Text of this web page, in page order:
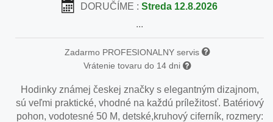
DORUČÍME : Streda 12.8.2026
...
Zadarmo PROFESIONALNY servis
Vrátenie tovaru do 14 dni
Hodinky známej českej značky s elegantným dizajnom,
sú veľmi praktické, vhodné na každú príležitosť. Batériový
pohon, vodotesné 50 M, detské,kruhový ciferník, rozmery: